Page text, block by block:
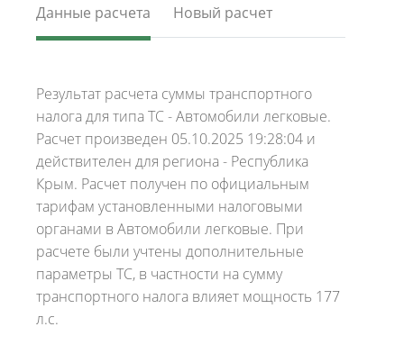
Данные расчета Новый расчет
Результат расчета суммы транспортного
налога для типа ТС - Автомобили легковые.
Расчет произведен 05.10.2025 19:28:04 и
действителен для региона - Республика
Крым. Расчет получен по официальным
тарифам установленными налоговыми
органами в Автомобили легковые. При
расчете были учтены дополнительные
параметры ТС, в частности на сумму
транспортного налога влияет мощность 177
л.с.